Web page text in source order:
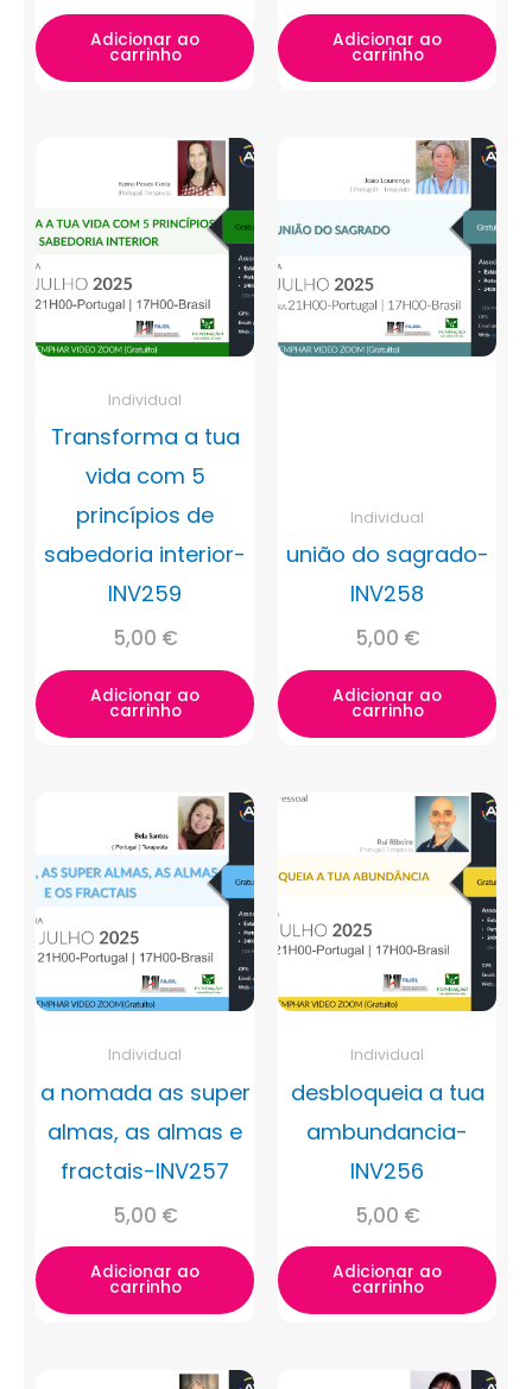
Adicionar ao
carrinho
Adicionar ao
carrinho
Individual
Transforma a tua
vida com 5
princípios de
sabedoria interior-
INV259
5,00 €
Adicionar ao
carrinho
Individual
união do sagrado-
INV258
5,00 €
Adicionar ao
carrinho
Individual
a nomada as super
almas, as almas e
fractais-INV257
5,00 €
Adicionar ao
carrinho
Individual
desbloqueia a tua
ambundancia-
INV256
5,00 €
Adicionar ao
carrinho